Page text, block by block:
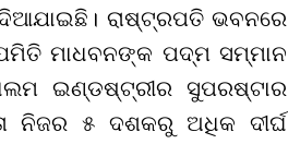
ରାଷ୍ଟ୍ରପତି ଭବନରେ
ମାଧବନଙ୍କ ପଦ୍ମ ସମ୍ମାନ
ଇଣ୍ଡଷ୍ଟ୍ରୀର ସୁପରଷ୍ଟାର
ନିଜର ୫ ଦଶକରୁ ଅଧିକ ଦୀର୍ଘ